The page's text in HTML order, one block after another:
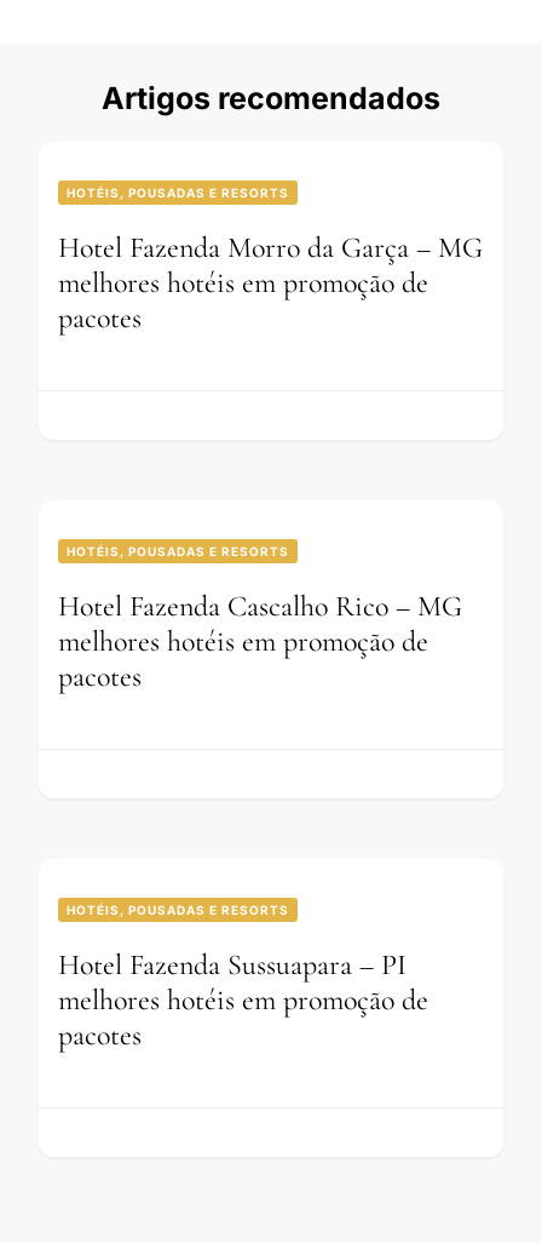
Artigos recomendados
HOTÉIS, POUSADAS E RESORTS
Hotel Fazenda Morro da Garça – MG
melhores hotéis em promoção de
pacotes
HOTÉIS, POUSADAS E RESORTS
Hotel Fazenda Cascalho Rico – MG
melhores hotéis em promoção de
pacotes
HOTÉIS, POUSADAS E RESORTS
Hotel Fazenda Sussuapara – PI
melhores hotéis em promoção de
pacotes